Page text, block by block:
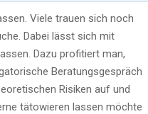
Viele trauen sich noch
Dabei lässt sich mit
Dazu profitiert man,
Beratungsgespräch
Risiken auf und
tätowieren lassen möchte